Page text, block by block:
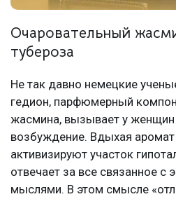
Очаровательный
тубероза
Не так давно немецкие
гедион, парфюмерный
жасмина, вызывает у женщин
возбуждение. Вдыхая
активизируют участок
отвечает за все связанное с
мыслями. В этом смысле